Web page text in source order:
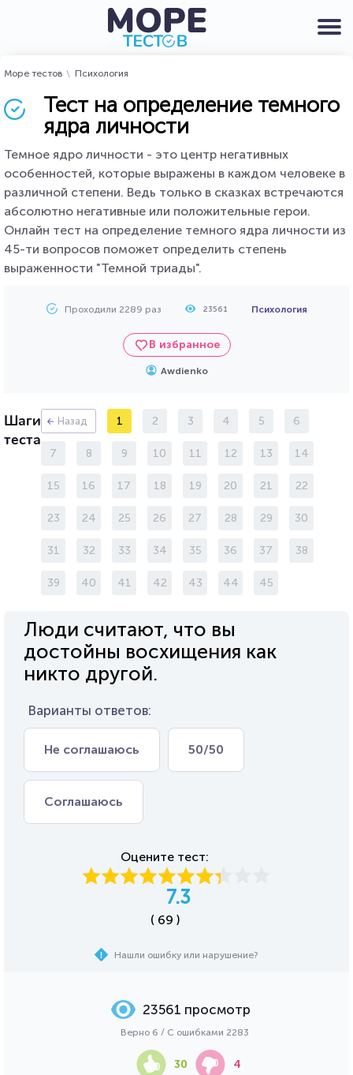
Море тестов Психология
Тест на определение темного
ядра личности
Темное ядро личности - это центр негативных
особенностей, которые выражены в каждом человеке в
различной степени. Ведь только в сказках встречаются
абсолютно негативные или положительные герои.
Онлайн тест на определение темного ядра личности из
45-ти вопросов поможет определить степень
выраженности "Темной триады".
Проходили 2289 раз 23561 Психология
В избранное
Awdienko
Шаги
теста
Назад 1 2 3 4 5 6
7 8 9 10 11 12 13 14
15 16 17 18 19 20 21 22
23 24 25 26 27 28 29 30
31 32 33 34 35 36 37 38
39 40 41 42 43 44 45
Люди считают, что вы
достойны восхищения как
никто другой.
Варианты ответов:
Не соглашаюсь 50/50
Соглашаюсь
Оцените тест:
7.3
( 69 )
Нашли ошибку или нарушение?
23561 просмотр
Верно 6 / С ошибками 2283
30 4